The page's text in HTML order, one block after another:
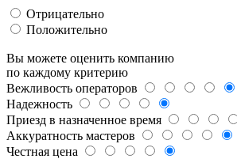
Отрицательно
Положительно
Вы можете оценить компанию
по каждому критерию
Вежливость операторов
Надежность
Приезд в назначенное время
Аккуратность мастеров
Честная цена